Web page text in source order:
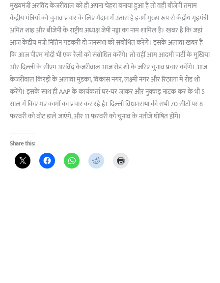
मुख्यमंत्री अरविंद केजरीवाल को ही अपना चेहरा बनाया हुआ है तो वहीं बीजेपी तमाम
केंद्रीय मंत्रियों को चुनाव प्रचार के लिए मैदान में उतारा है इनमें मुख्य रूप से केंद्रीय गृहमंत्री
अमित शाह और बीजेपी के राष्ट्रीय अध्यक्ष जेपी नड्डा का नाम शामिल है। खबर है कि जहां
आज केंद्रीय मंत्री नितिन गडकरी दो जनसभा को संबोधित करेंगे। इसके अलावा खबर है
कि आज पीएम मोदी भी एक रैली को संबोधित करेंगे। तो वहीं आम आदमी पार्टी के मुखिया
और दिल्ली के सीएम अरविंद केजरीवाल आज रोड शो के जरिए चुनाव प्रचार करेंगे। आज
केजरीवाल किरड़ी के अलावा मुंडका, विकास नगर, लक्ष्मी नगर और रिठाला में रोड शो
करेंगे। इसके साथ ही AAP के कार्यकर्ता घर-घर जाकर और नुक्कड़ नाटक कर के भी 5
साल में किए गए कामों का प्रचार कर रहे हैं। दिल्ली विधानसभा की सभी 70 सीटों पर 8
फरवरी को वोट डाले जाएंगे, और 11 फरवरी को चुनाव के नतीजे घोषित होंगे।
Share this: